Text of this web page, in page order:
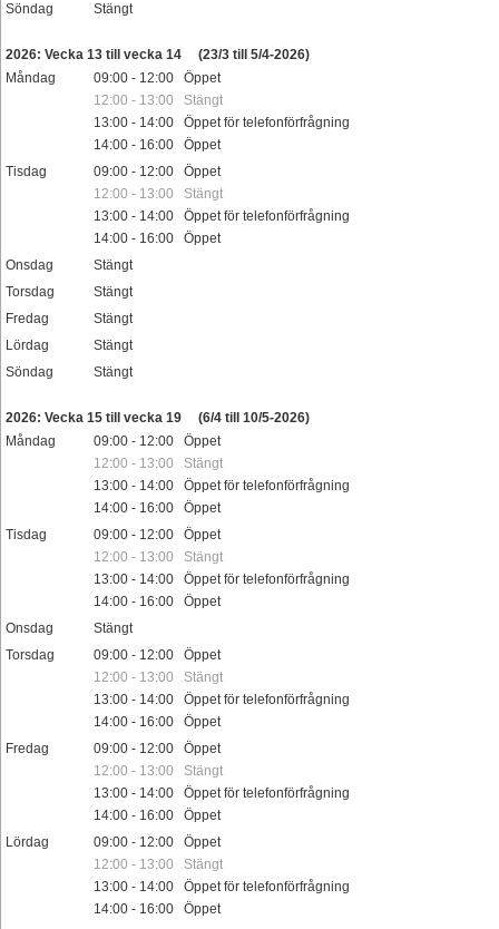
Söndag
Stängt
2026: Vecka 13 till vecka 14
(23/3 till 5/4-2026)
Måndag
09:00 - 12:00 Öppet
12:00 - 13:00 Stängt
13:00 - 14:00 Öppet för telefonförfrågning
14:00 - 16:00 Öppet
Tisdag
09:00 - 12:00 Öppet
12:00 - 13:00 Stängt
13:00 - 14:00 Öppet för telefonförfrågning
14:00 - 16:00 Öppet
Onsdag
Stängt
Torsdag
Stängt
Fredag
Stängt
Lördag
Stängt
Söndag
Stängt
2026: Vecka 15 till vecka 19
(6/4 till 10/5-2026)
Måndag
09:00 - 12:00 Öppet
12:00 - 13:00 Stängt
13:00 - 14:00 Öppet för telefonförfrågning
14:00 - 16:00 Öppet
Tisdag
09:00 - 12:00 Öppet
12:00 - 13:00 Stängt
13:00 - 14:00 Öppet för telefonförfrågning
14:00 - 16:00 Öppet
Onsdag
Stängt
Torsdag
09:00 - 12:00 Öppet
12:00 - 13:00 Stängt
13:00 - 14:00 Öppet för telefonförfrågning
14:00 - 16:00 Öppet
Fredag
09:00 - 12:00 Öppet
12:00 - 13:00 Stängt
13:00 - 14:00 Öppet för telefonförfrågning
14:00 - 16:00 Öppet
Lördag
09:00 - 12:00 Öppet
12:00 - 13:00 Stängt
13:00 - 14:00 Öppet för telefonförfrågning
14:00 - 16:00 Öppet